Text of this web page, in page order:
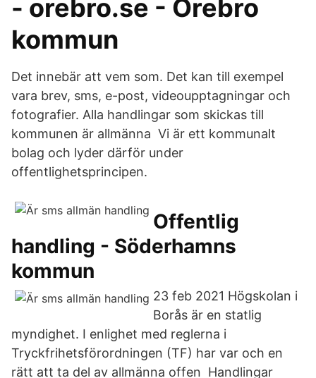
- orebro.se - Örebro
kommun
Det innebär att vem som. Det kan till exempel
vara brev, sms, e-post, videoupptagningar och
fotografier. Alla handlingar som skickas till
kommunen är allmänna Vi är ett kommunalt
bolag och lyder därför under
offentlighetsprincipen.
Offentlig
handling - Söderhamns
kommun
23 feb 2021 Högskolan i
Borås är en statlig
myndighet. I enlighet med reglerna i
Tryckfrihetsförordningen (TF) har var och en
rätt att ta del av allmänna offen Handlingar